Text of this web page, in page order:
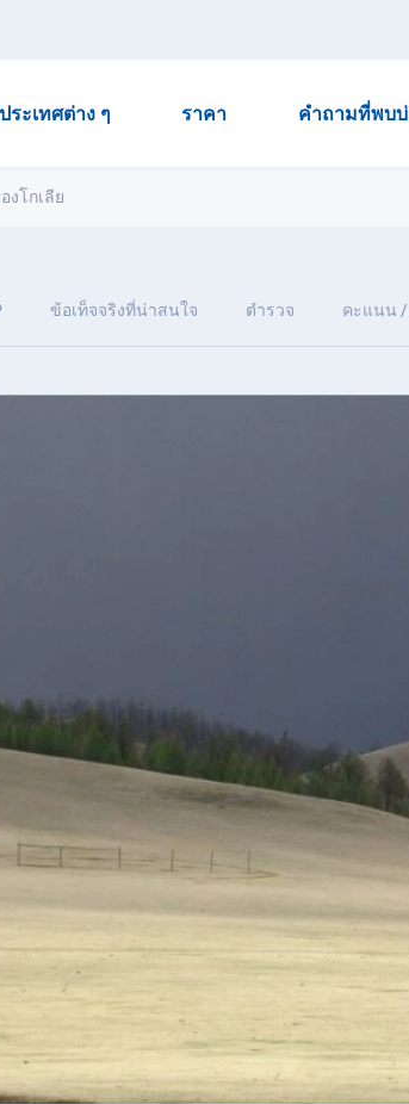
ประเทศต่าง ๆ ราคา คำถามที่พบ
งโกเลีย
ข้อเท็จจริงที่น่าสนใจ ตำรวจ คะแนน /